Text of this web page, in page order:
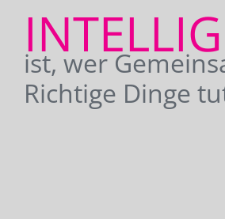
ist, wer
Richtige Dinge